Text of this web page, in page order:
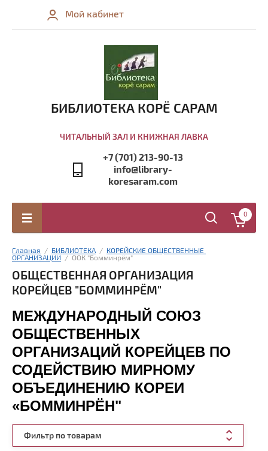
Мой кабинет
БИБЛИОТЕКА КОРЁ САРАМ
ЧИТАЛЬНЫЙ ЗАЛ И КНИЖНАЯ ЛАВКА
+7 (701) 213-90-13
info@library-
koresaram.com
0
Главная
  /
БИБЛИОТЕКА
  /
КОРЕЙСКИЕ ОБЩЕСТВЕННЫЕ
ОРГАНИЗАЦИИ
  /  ООК "Бомминрём"
ОБЩЕСТВЕННАЯ ОРГАНИЗАЦИЯ
КОРЕЙЦЕВ "БОММИНРЁМ"
МЕЖДУНАРОДНЫЙ СОЮЗ
ОБЩЕСТВЕННЫХ
ОРГАНИЗАЦИЙ КОРЕЙЦЕВ ПО
СОДЕЙСТВИЮ МИРНОМУ
ОБЪЕДИНЕНИЮ КОРЕИ
«БОММИНРЁН"
Фильтр по товарам